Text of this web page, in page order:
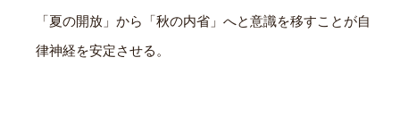
「夏の開放」から「秋の内省」へと意識を移すことが自
律神経を安定させる。